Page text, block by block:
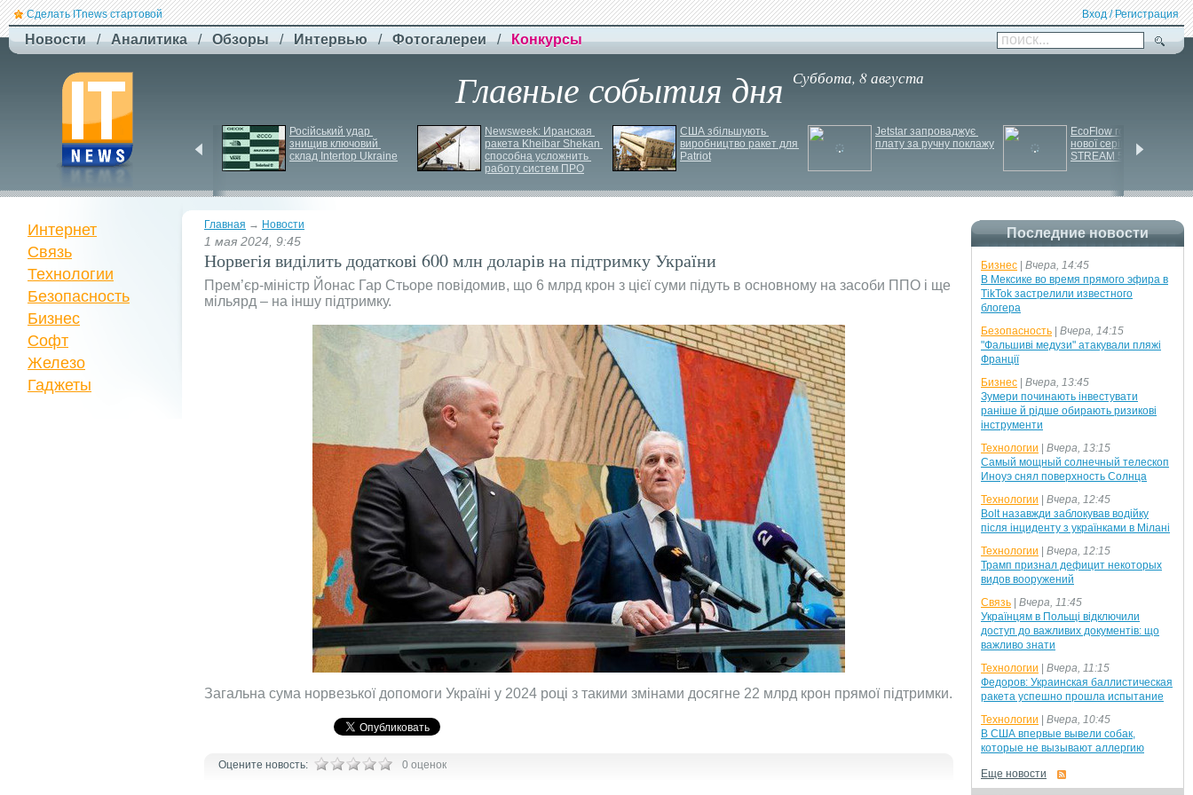
Сделать ITnews стартовой Вход / Регистрация
Новости / Аналитика / Обзоры / Интервью / Фотогалереи / Конкурсы поиск...
Главные события дня Суббота, 8 августа
повітряний штурм за
участю роботів
Російський удар
знищив ключовий
склад Intertop Ukraine
Newsweek: Иранская
ракета Kheibar Shekan
способна усложнить
работу систем ПРО
США збільшують
виробництво ракет для
Patriot
Jetstar запроваджує
плату за ручну поклажу
EcoFlow готує анонс
нової серії станцій -
STREAM 5000
Главная → Новости
1 мая 2024, 9:45
Норвегія виділить додаткові 600 млн доларів на підтримку України
Прем’єр-міністр Йонас Гар Стьоре повідомив, що 6 млрд крон з цієї суми підуть в основному на засоби ППО і ще
мільярд – на іншу підтримку.
Загальна сума норвезької допомоги Україні у 2024 році з такими змінами досягне 22 млрд крон прямої підтримки.
Оцените новость: 0 оценок
Интернет
Связь
Технологии
Безопасность
Бизнес
Софт
Железо
Гаджеты
Последние новости
Бизнес
Вчера, 14:45
В Мексике во время прямого эфира в
TikTok застрелили известного
блогера
Безопасность
Вчера, 14:15
"Фальшиві медузи" атакували пляжі
Франції
Бизнес
Вчера, 13:45
Зумери починають інвестувати
раніше й рідше обирають ризикові
інструменти
Технологии
Вчера, 13:15
Самый мощный солнечный телескоп
Иноуэ снял поверхность Солнца
Технологии
Вчера, 12:45
Bolt назавжди заблокував водійку
після інциденту з українками в Мілані
Технологии
Вчера, 12:15
Трамп признал дефицит некоторых
видов вооружений
Связь
Вчера, 11:45
Українцям в Польщі відключили
доступ до важливих документів: що
важливо знати
Технологии
Вчера, 11:15
Федоров: Украинская баллистическая
ракета успешно прошла испытание
Технологии
Вчера, 10:45
В США впервые вывели собак,
которые не вызывают аллергию
Еще новости